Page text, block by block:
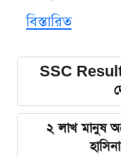
বিস্তারিত
SSC Result
২ লাখ মানুষ